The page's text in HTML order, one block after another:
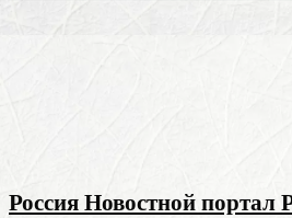
Россия Новостной портал